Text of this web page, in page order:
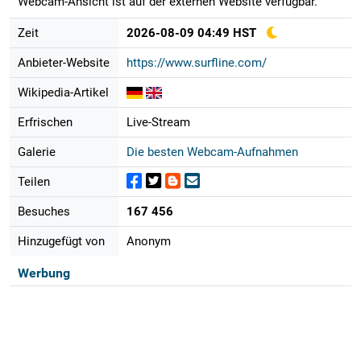
Zeit 2026-08-09 04:49 HST
Anbieter-Website https://www.surfline.com/
Wikipedia-Artikel
Erfrischen Live-Stream
Galerie Die besten Webcam-Aufnahmen
Teilen
Besuches 167 456
Hinzugefügt von Anonym
Werbung